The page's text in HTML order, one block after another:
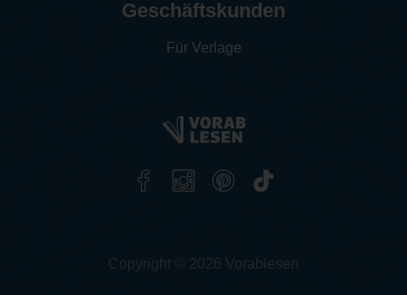
Geschäftskunden
Für Verlage
Copyright © 2026 Vorablesen